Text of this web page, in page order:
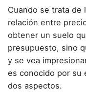
Cuando se trata de
relación entre
obtener un suelo
presupuesto, sino
y se vea
es conocido por su
dos aspectos.